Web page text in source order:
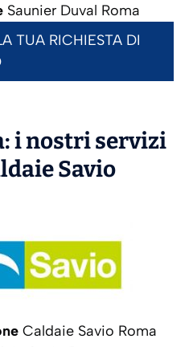
Saunier Duval Roma
TUA RICHIESTA DI
i nostri servizi
Savio
Caldaie Savio Roma